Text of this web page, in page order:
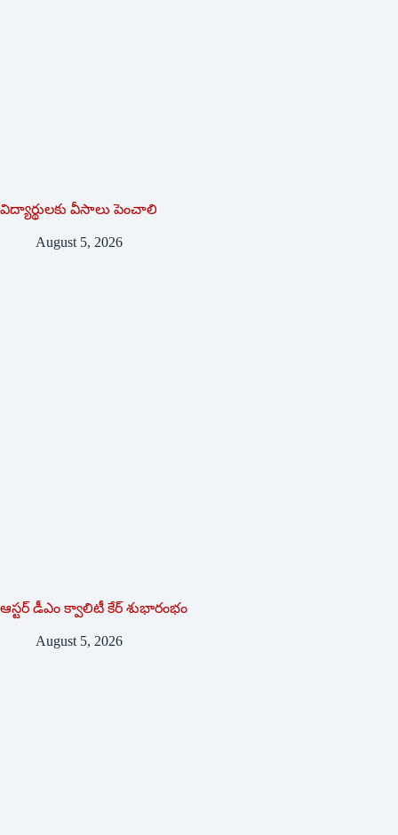
విద్యార్థులకు వీసాలు పెంచాలి
August 5, 2026
ఆస్టర్ డీఎం క్వాలిటీ కేర్ శుభారంభం
August 5, 2026